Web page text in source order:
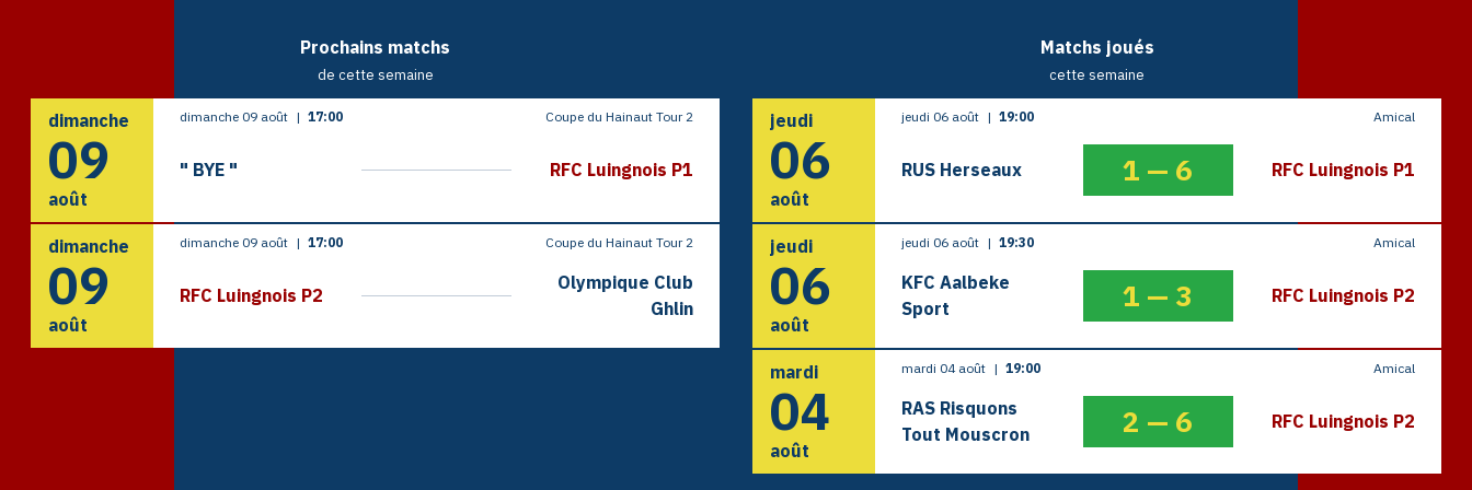
Prochains matchs
de cette semaine
dimanche
09
août
dimanche 09 août | 17:00 Coupe du Hainaut Tour 2
" BYE " RFC Luingnois P1
dimanche
09
août
dimanche 09 août | 17:00 Coupe du Hainaut Tour 2
Olympique Club
Ghlin
RFC Luingnois P2
Matchs joués
cette semaine
jeudi
06
août
jeudi 06 août | 19:00 Amical
RUS Herseaux 1 — 6 RFC Luingnois P1
jeudi
06
août
jeudi 06 août | 19:30 Amical
KFC Aalbeke
Sport
1 — 3 RFC Luingnois P2
mardi
04
août
mardi 04 août | 19:00 Amical
RAS Risquons
Tout Mouscron
2 — 6 RFC Luingnois P2